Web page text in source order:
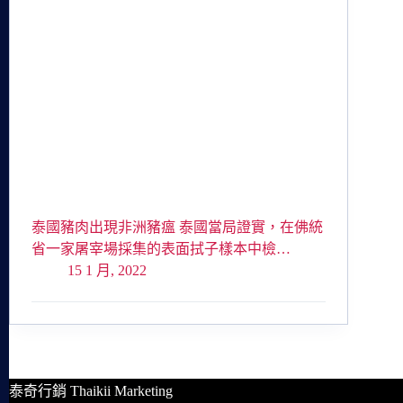
泰國豬肉出現非洲豬瘟 泰國當局證實，在佛統
省一家屠宰場採集的表面拭子樣本中檢…
15 1 月, 2022
泰奇行銷 Thaikii Marketing